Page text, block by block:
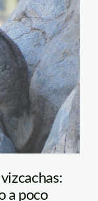
a poco